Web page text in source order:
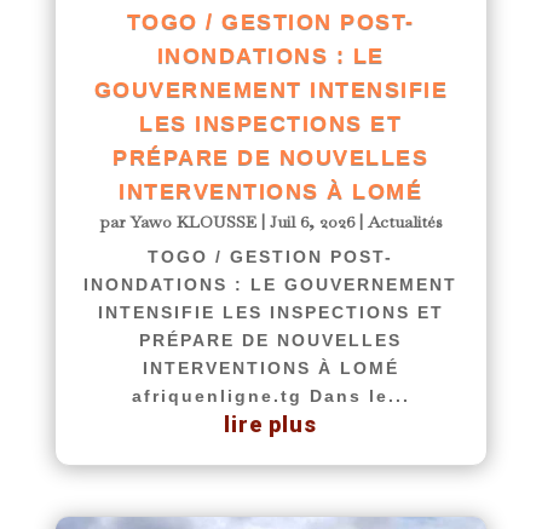
TOGO / GESTION POST-
INONDATIONS : LE
GOUVERNEMENT INTENSIFIE
LES INSPECTIONS ET
PRÉPARE DE NOUVELLES
INTERVENTIONS À LOMÉ
parYawo KLOUSSE| Juil 6, 2026|Actualités
TOGO / GESTION POST-
INONDATIONS : LE GOUVERNEMENT
INTENSIFIE LES INSPECTIONS ET
PRÉPARE DE NOUVELLES
INTERVENTIONS À LOMÉ
afriquenligne.tg Dans le...
lire plus